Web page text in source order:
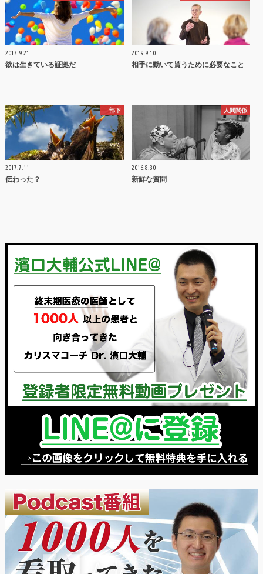
2017.9.21
欲は生きている証拠だ
2019.9.10
相手に動いて貰うために必要なこと
部下
2017.7.11
伝わった？
人間関係
2016.8.30
新鮮な質問